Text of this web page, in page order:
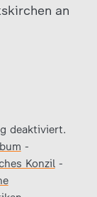
an
deaktiviert.
-
Konzil-